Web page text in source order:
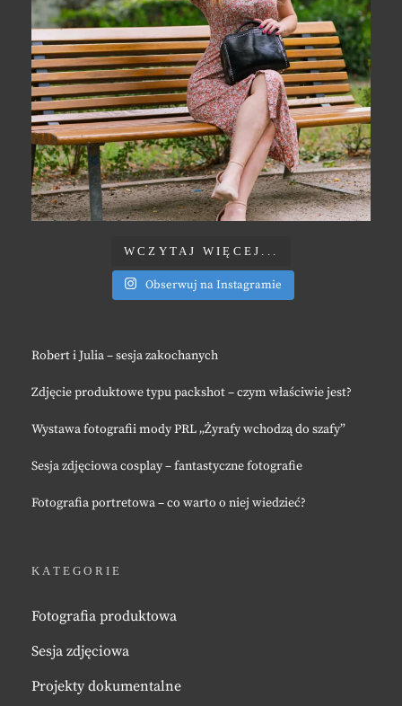
WCZYTAJ WIĘCEJ...
Obserwuj na Instagramie
Robert i Julia – sesja zakochanych
Zdjęcie produktowe typu packshot – czym właściwie jest?
Wystawa fotografii mody PRL „Żyrafy wchodzą do szafy”
Sesja zdjęciowa cosplay – fantastyczne fotografie
Fotografia portretowa – co warto o niej wiedzieć?
KATEGORIE
Fotografia produktowa
Sesja zdjęciowa
Projekty dokumentalne